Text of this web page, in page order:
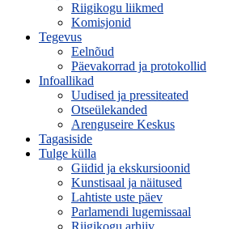
Riigikogu liikmed
Komisjonid
Tegevus
Eelnõud
Päevakorrad ja protokollid
Infoallikad
Uudised ja pressiteated
Otseülekanded
Arenguseire Keskus
Tagasiside
Tulge külla
Giidid ja ekskursioonid
Kunstisaal ja näitused
Lahtiste uste päev
Parlamendi lugemissaal
Riigikogu arhiiv